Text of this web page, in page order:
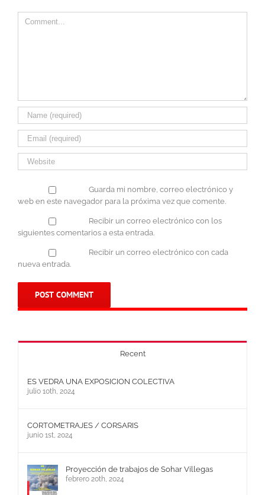
Comment
Guarda mi nombre, correo electrónico y
web en este navegador para la próxima vez que comente.
Recibir un correo electrónico con los
siguientes comentarios a esta entrada.
Recibir un correo electrónico con cada
nueva entrada.
Recent
ES VEDRA UNA EXPOSICION COLECTIVA
julio 10th, 2024
CORTOMETRAJES / CORSARIS
junio 1st, 2024
Proyección de trabajos de Sohar Villegas
febrero 20th, 2024